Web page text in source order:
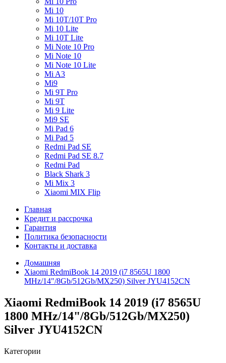
Mi 10
Mi 10T/10T Pro
Mi 10 Lite
Mi 10T Lite
Mi Note 10 Pro
Mi Note 10
Mi Note 10 Lite
Mi A3
Mi9
Mi 9T Pro
Mi 9T
Mi 9 Lite
Mi9 SE
Mi Pad 6
Mi Pad 5
Redmi Pad SE
Redmi Pad SE 8.7
Redmi Pad
Black Shark 3
Mi Mix 3
Xiaomi MIX Flip
Главная
Кредит и рассрочка
Гарантия
Политика безопасности
Контакты и доставка
Домашняя
Xiaomi RedmiBook 14 2019 (i7 8565U 1800
MHz/14"/8Gb/512Gb/MX250) Silver JYU4152CN
Xiaomi RedmiBook 14 2019 (i7 8565U
1800 MHz/14"/8Gb/512Gb/MX250)
Silver JYU4152CN
Категории